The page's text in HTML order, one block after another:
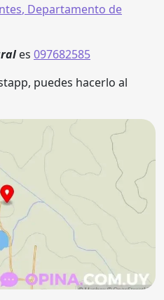
, Departamento de
es 097682585
puedes hacerlo al